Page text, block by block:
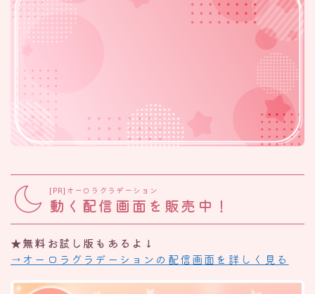
[PR]オーロラグラデーション
動く配信画面を販売中！
★無料お試し版もあるよ↓
→オーロラグラデーションの配信画面を詳しく見る